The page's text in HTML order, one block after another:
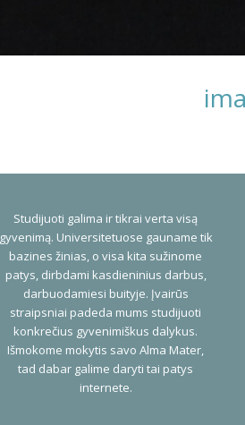
Studijuoti galima ir tikrai verta visą
gyvenimą. Universitetuose gauname tik
bazines žinias, o visa kita sužinome
patys, dirbdami kasdieninius darbus,
darbuodamiesi buityje. Įvairūs
straipsniai padeda mums studijuoti
konkrečius gyvenimiškus dalykus.
Išmokome mokytis savo Alma Mater,
tad dabar galime daryti tai patys
internete.